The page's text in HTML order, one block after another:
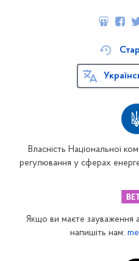
Власність Національної
регулювання у сферах
Якщо ви маєте зауваження
напишіть нам: